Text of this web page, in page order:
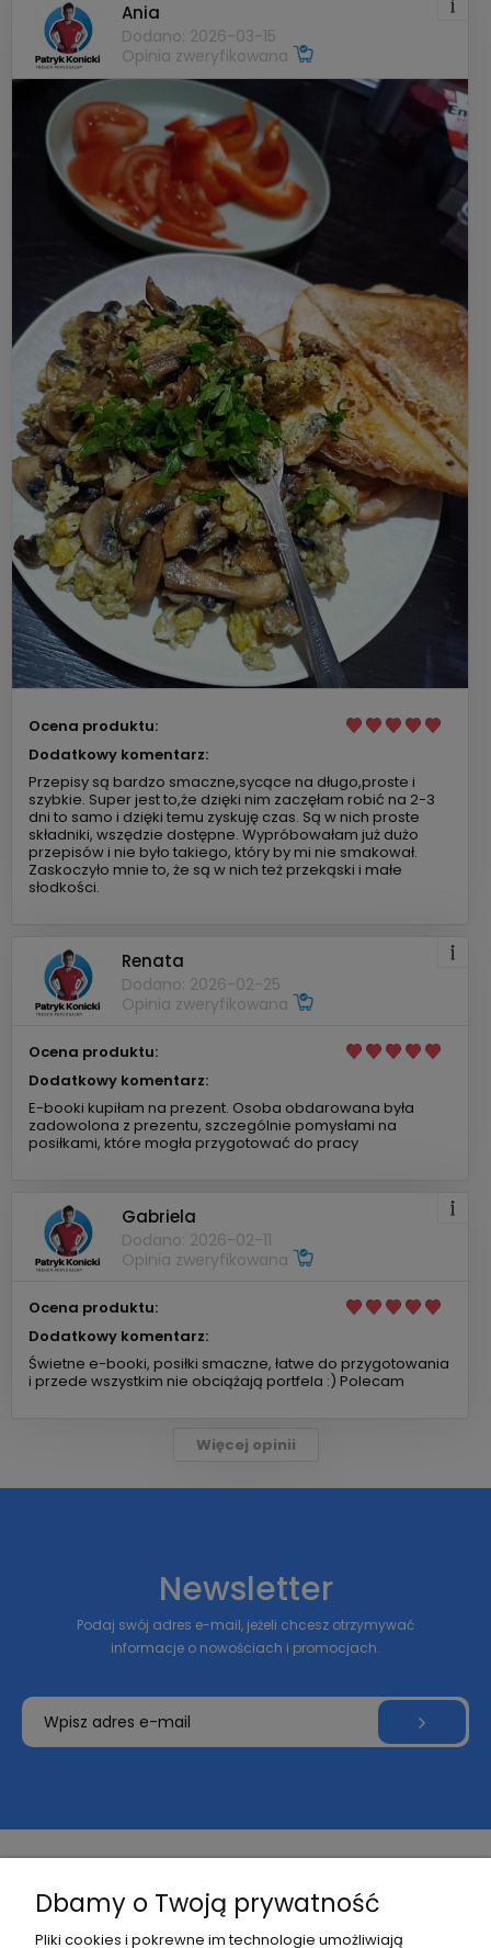
Ania
Dodano: 2026-03-15
Opinia zweryfikowana
Ocena produktu:
Dodatkowy komentarz:
Przepisy są bardzo smaczne,sycące na długo,proste i
szybkie. Super jest to,że dzięki nim zaczęłam robić na 2-3
dni to samo i dzięki temu zyskuję czas. Są w nich proste
składniki, wszędzie dostępne. Wypróbowałam już dużo
przepisów i nie było takiego, który by mi nie smakował.
Zaskoczyło mnie to, że są w nich też przekąski i małe
słodkości.
Renata
Dodano: 2026-02-25
Opinia zweryfikowana
Ocena produktu:
Dodatkowy komentarz:
E-booki kupiłam na prezent. Osoba obdarowana była
zadowolona z prezentu, szczególnie pomysłami na
posiłkami, które mogła przygotować do pracy
Gabriela
Dodano: 2026-02-11
Opinia zweryfikowana
Ocena produktu:
Dodatkowy komentarz:
Świetne e-booki, posiłki smaczne, łatwe do przygotowania
i przede wszystkim nie obciążają portfela :) Polecam
Więcej opinii
Newsletter
Podaj swój adres e-mail, jeżeli chcesz otrzymywać
informacje o nowościach i promocjach.
Pomoc
Dbamy o Twoją prywatność
Pliki cookies i pokrewne im technologie umożliwiają